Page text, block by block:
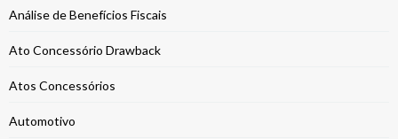
Análise de Benefícios Fiscais
Ato Concessório Drawback
Atos Concessórios
Automotivo